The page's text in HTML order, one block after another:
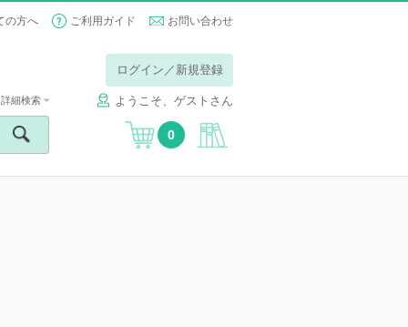
の方へ ご利用ガイド お問い合わせ
ログイン／新規登録
ようこそ、ゲストさん
詳細検索
0